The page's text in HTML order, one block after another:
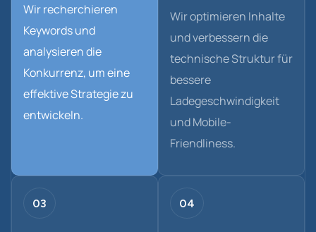
Wir recherchieren
Keywords und
analysieren die
Konkurrenz, um eine
effektive Strategie zu
entwickeln.
Wir optimieren Inhalte
und verbessern die
technische Struktur für
bessere
Ladegeschwindigkeit
und Mobile-
Friendliness.
03 04